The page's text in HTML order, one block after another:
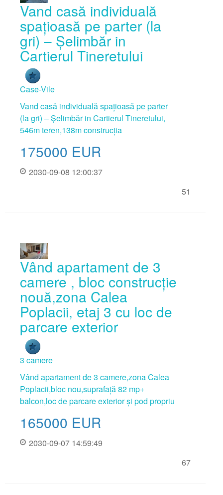
Vand casă individuală
spațioasă pe parter (la
gri) – Șelimbăr in
Cartierul Tineretului
Case-Vile
Vand casă individuală spațioasă pe parter
(la gri) – Șelimbăr in Cartierul Tineretului,
546m teren,138m construcția
175000 EUR
2030-09-08 12:00:37
51
Vând apartament de 3
camere , bloc construcție
nouă,zona Calea
Poplacii, etaj 3 cu loc de
parcare exterior
3 camere
Vând apartament de 3 camere,zona Calea
Poplacii,bloc nou,suprafață 82 mp+
balcon,loc de parcare exterior și pod propriu
165000 EUR
2030-09-07 14:59:49
67